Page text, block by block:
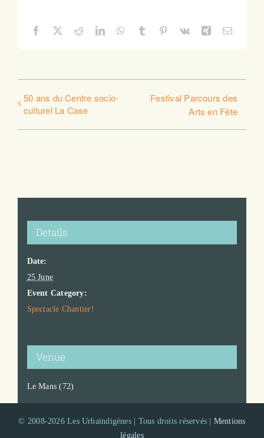
Facebook
X RedditLinkedInWhatsApp
Tumblr Pinterest
Vk Xing Email
50 ans du Centre socio-
culturel La Case
Festival Parcours des
Arts en Fête
Details
Date:
25 June
Event Category:
Spectacle Chantier!
Venue
Le Mans (72)
© 2008-2026 Les Urbaindigènes | Tous droits réservés | Mentions
légales